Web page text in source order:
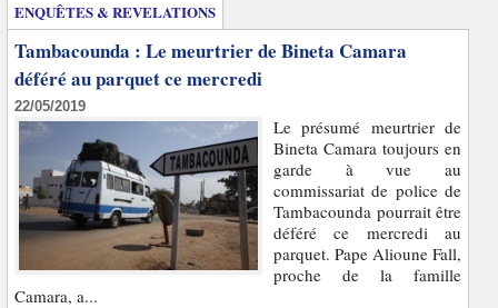
ENQUÊTES & REVELATIONS
Tambacounda : Le meurtrier de Bineta Camara
déféré au parquet ce mercredi
22/05/2019
Le présumé meurtrier de
Bineta Camara toujours en
garde à vue au
commissariat de police de
Tambacounda pourrait être
déféré ce mercredi au
parquet. Pape Alioune Fall,
proche de la famille
Camara, a...